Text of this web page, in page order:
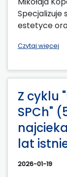
Specjalizuje
estetyce
Czytaj więcej
Z cyklu
SPCh"
lat
2026-01-19